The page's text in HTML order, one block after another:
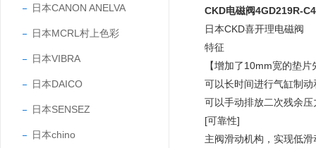
日本CANON ANELVA
日本MCRL村上色彩
日本VIBRA
日本DAICO
日本SENSEZ
日本chino
CKD电磁阀4GD219R-
日本CKD喜开理电磁阀
特征
【增加了10mm宽的垫
可以长时间进行气缸制
可以手动排放二次残余压
[可靠性]
主阀滑动机构，实现低